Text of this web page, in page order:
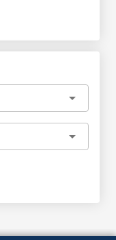
arrow_drop_down
arrow_drop_down